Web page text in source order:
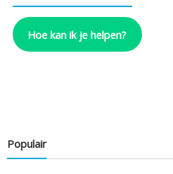
Hoe kan ik je helpen?
Populair